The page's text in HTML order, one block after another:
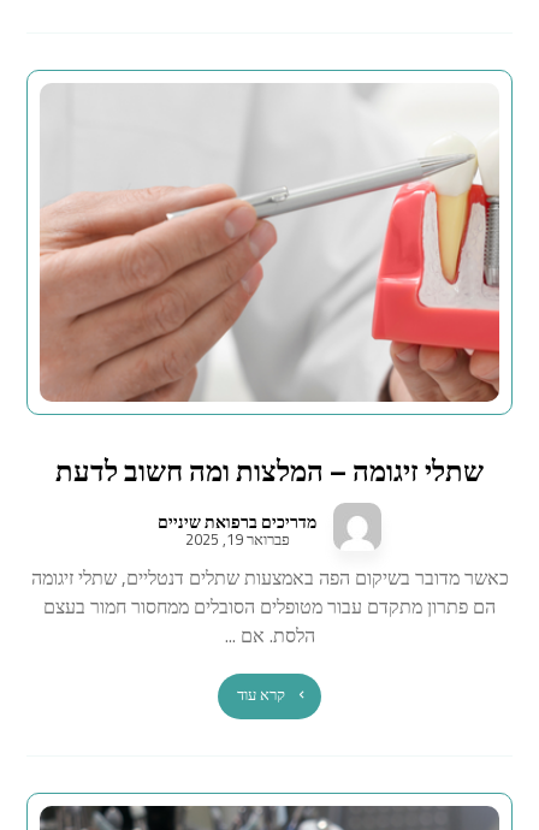
שתלי זיגומה – המלצות ומה חשוב לדעת
מדריכים ברפואת שיניים
פברואר 19, 2025
כאשר מדובר בשיקום הפה באמצעות שתלים דנטליים, שתלי זיגומה
הם פתרון מתקדם עבור מטופלים הסובלים ממחסור חמור בעצם
הלסת. אם ...
קרא עוד